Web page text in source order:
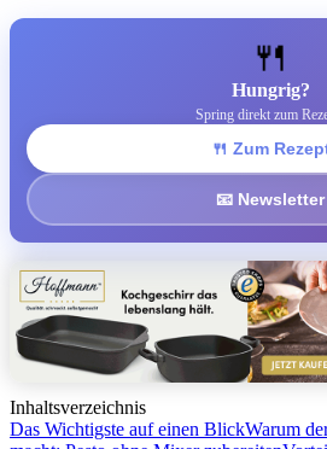
🍴
Hungrig?
Spring direkt zum
🍴 Zum
📧 Newsletter
Inhaltsverzeichnis
Das Wichtigste auf einen BlickWarum